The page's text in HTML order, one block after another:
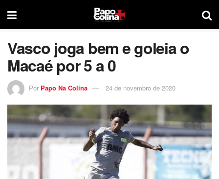
Vasco joga bem e goleia o
Macaé por 5 a 0
Por Papo Na Colina 24 de novembro de 2020